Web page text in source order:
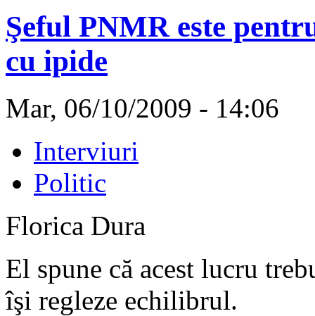
Şeful PNMR este
cu ipide
Mar, 06/10/2009 - 14:06
Interviuri
Politic
Florica Dura
El spune că acest lucru
îşi regleze echilibrul.